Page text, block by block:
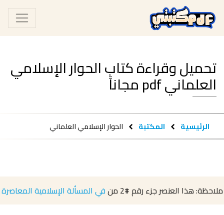
تحميل وقراءة كتاب الحوار الإسلامي
العلماني pdf مجاناً
الرئيسية المكتبة الحوار الإسلامي العلماني
ملاحظة: هذا العنصر جزء رقم#2 منفي المسألة الإسلامية المعاصرة